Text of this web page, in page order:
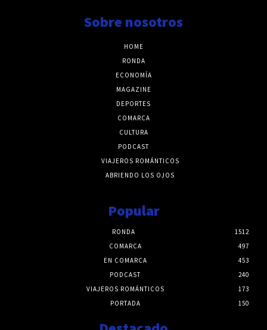
Sobre nosotros
HOME
RONDA
ECONOMÍA
MAGAZINE
DEPORTES
COMARCA
CULTURA
PODCAST
VIAJEROS ROMÁNTICOS
ABRIENDO LOS OJOS
Popular
RONDA
1512
COMARCA
497
EN COMARCA
453
PODCAST
240
VIAJEROS ROMÁNTICOS
173
PORTADA
150